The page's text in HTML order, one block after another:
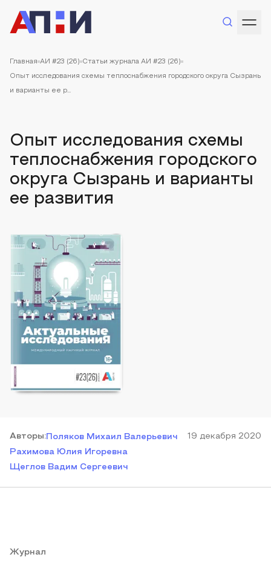
Главная АИ #23 (26) Статьи журнала АИ #23 (26)
Опыт исследования схемы теплоснабжения городского округа Сызрань
и варианты ее р...
Опыт исследования схемы
теплоснабжения городского
округа Сызрань и варианты
ее развития
Авторы:Поляков Михаил Валерьевич
Рахимова Юлия Игоревна
Щеглов Вадим Сергеевич
19 декабря 2020
Журнал